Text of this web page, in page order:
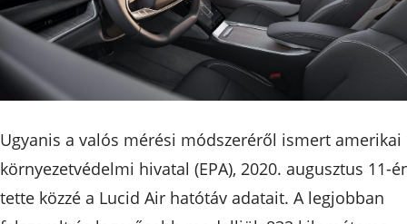
Ugyanis a valós mérési módszeréről ismert amerikai
környezetvédelmi hivatal (EPA), 2020. augusztus 11-
tette közzé a Lucid Air hatótáv adatait. A legjobban